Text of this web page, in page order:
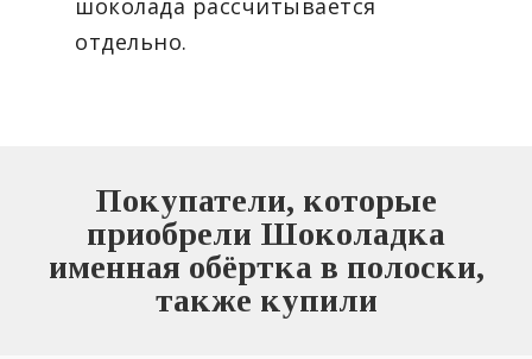
шоколада рассчитывается
отдельно.
Покупатели, которые
приобрели Шоколадка
именная обёртка в полоски,
также купили